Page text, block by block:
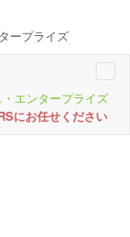
ープライズ
にお任せください